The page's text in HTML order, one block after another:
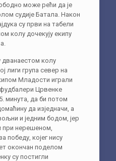
може рећи да је
судије Батала. Након
су први на табели
колу дочекују екипу
дванаестом колу
лиги група север на
Младости играли
Црвенке
минута, да би потом
да изједначи, а
и једним бодом, јер
нерешеном,
победу, којег нису
окончан поделом
су постигли